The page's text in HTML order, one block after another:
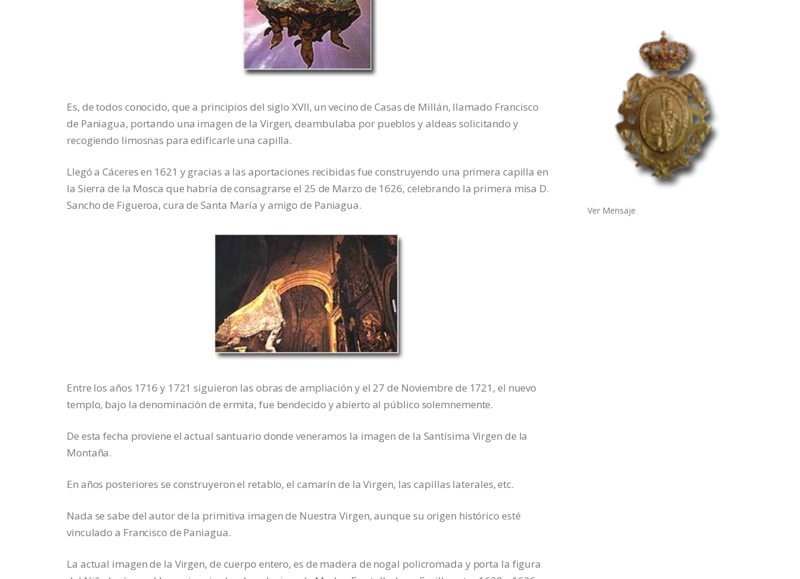
Es, de todos conocido, que a principios del siglo XVII, un vecino de Casas de Millán, llamado Francisco
de Paniagua, portando una imagen de la Virgen, deambulaba por pueblos y aldeas solicitando y
recogiendo limosnas para edificarle una capilla.
Llegó a Cáceres en 1621 y gracias a las aportaciones recibidas fue construyendo una primera capilla en
la Sierra de la Mosca que habría de consagrarse el 25 de Marzo de 1626, celebrando la primera misa D.
Sancho de Figueroa, cura de Santa María y amigo de Paniagua.
Entre los años 1716 y 1721 siguieron las obras de ampliación y el 27 de Noviembre de 1721, el nuevo
templo, bajo la denominación de ermita, fue bendecido y abierto al público solemnemente.
De esta fecha proviene el actual santuario donde veneramos la imagen de la Santísima Virgen de la
Montaña.
En años posteriores se construyeron el retablo, el camarín de la Virgen, las capillas laterales, etc.
Nada se sabe del autor de la primitiva imagen de Nuestra Virgen, aunque su origen histórico esté
vinculado a Francisco de Paniagua.
La actual imagen de la Virgen, de cuerpo entero, es de madera de nogal policromada y porta la figura
Ver Mensaje